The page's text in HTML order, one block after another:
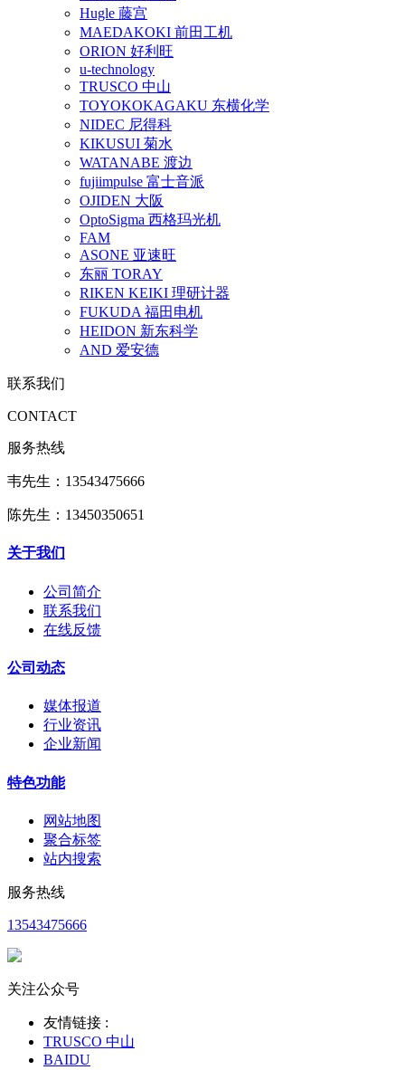
Hugle 藤宫
MAEDAKOKI 前田工机
ORION 好利旺
u-technology
TRUSCO 中山
TOYOKOKAGAKU 东横化学
NIDEC 尼得科
KIKUSUI 菊水
WATANABE 渡边
fujiimpulse 富士音派
OJIDEN 大阪
OptoSigma 西格玛光机
FAM
ASONE 亚速旺
东丽 TORAY
RIKEN KEIKI 理研计器
FUKUDA 福田电机
HEIDON 新东科学
AND 爱安德
联系我们
CONTACT
服务热线
韦先生：13543475666
陈先生：13450350651
关于我们
公司简介
联系我们
在线反馈
公司动态
媒体报道
行业资讯
企业新闻
特色功能
网站地图
聚合标签
站内搜索
服务热线
13543475666
关注公众号
友情链接 :
TRUSCO 中山
BAIDU